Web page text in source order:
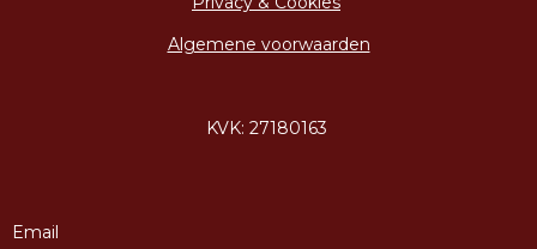
Algemene voorwaarden
KVK: 27180163
Email